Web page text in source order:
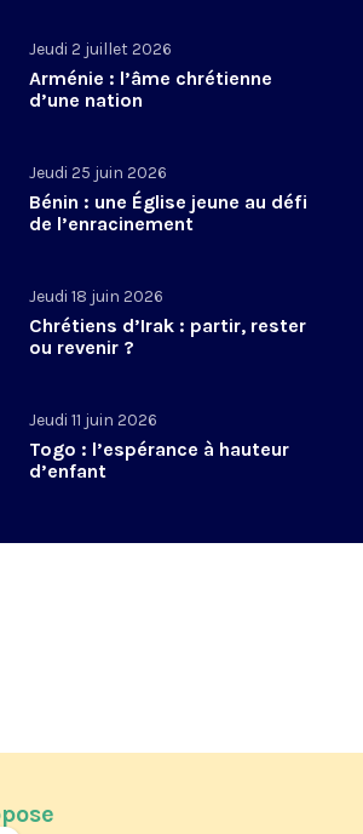
Jeudi 2 juillet 2026
Arménie : l’âme chrétienne
d’une nation
Jeudi 25 juin 2026
Bénin : une Église jeune au défi
de l’enracinement
Jeudi 18 juin 2026
Chrétiens d’Irak : partir, rester
ou revenir ?
Jeudi 11 juin 2026
Togo : l’espérance à hauteur
d’enfant